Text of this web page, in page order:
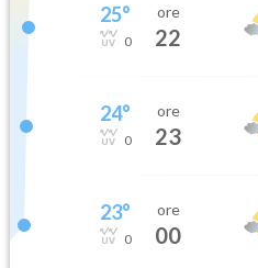
25°
0
ore
22
24°
0
ore
23
23°
0
ore
00